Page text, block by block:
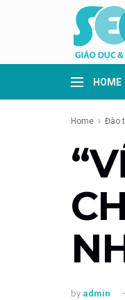
HOME
Home Đào
by admin